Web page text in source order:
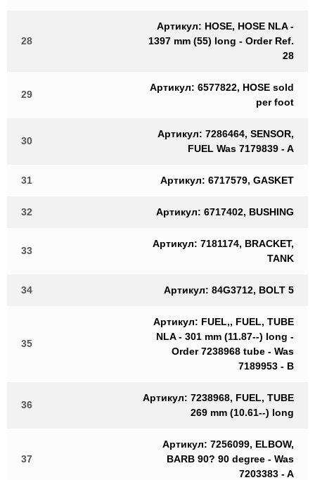
28
Артикул: HOSE, HOSE NLA -
1397 mm (55) long - Order Ref.
28
29
Артикул: 6577822, HOSE sold
per foot
30
Артикул: 7286464, SENSOR,
FUEL Was 7179839 - A
31 Артикул: 6717579, GASKET
32 Артикул: 6717402, BUSHING
33
Артикул: 7181174, BRACKET,
TANK
34 Артикул: 84G3712, BOLT 5
35
Артикул: FUEL,, FUEL, TUBE
NLA - 301 mm (11.87--) long -
Order 7238968 tube - Was
7189953 - B
36
Артикул: 7238968, FUEL, TUBE
269 mm (10.61--) long
37
Артикул: 7256099, ELBOW,
BARB 90? 90 degree - Was
7203383 - A